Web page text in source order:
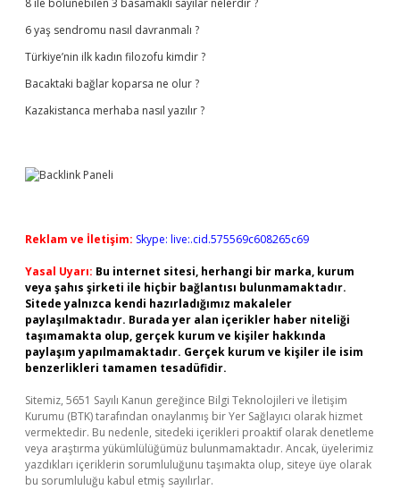
8 ile bölünebilen 3 basamaklı sayılar nelerdir ?
6 yaş sendromu nasıl davranmalı ?
Türkiye’nin ilk kadın filozofu kimdir ?
Bacaktaki bağlar koparsa ne olur ?
Kazakistanca merhaba nasıl yazılır ?
Reklam ve İletişim: Skype: live:.cid.575569c608265c69
Yasal Uyarı: Bu internet sitesi, herhangi bir marka, kurum
veya şahıs şirketi ile hiçbir bağlantısı bulunmamaktadır.
Sitede yalnızca kendi hazırladığımız makaleler
paylaşılmaktadır. Burada yer alan içerikler haber niteliği
taşımamakta olup, gerçek kurum ve kişiler hakkında
paylaşım yapılmamaktadır. Gerçek kurum ve kişiler ile isim
benzerlikleri tamamen tesadüfidir.
Sitemiz, 5651 Sayılı Kanun gereğince Bilgi Teknolojileri ve İletişim
Kurumu (BTK) tarafından onaylanmış bir Yer Sağlayıcı olarak hizmet
vermektedir. Bu nedenle, sitedeki içerikleri proaktif olarak denetleme
veya araştırma yükümlülüğümüz bulunmamaktadır. Ancak, üyelerimiz
yazdıkları içeriklerin sorumluluğunu taşımakta olup, siteye üye olarak
bu sorumluluğu kabul etmiş sayılırlar.